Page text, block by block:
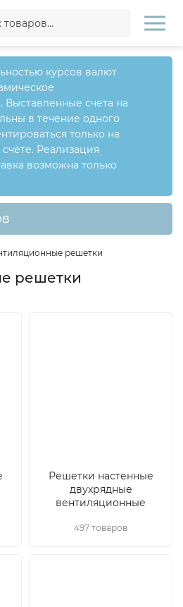
курсов валют
Выставленные счета на
в течение одного
только на
Реализация
возможна только
решетки
решетки
Решетки настенные
двухрядные
вентиляционные
497 товаров